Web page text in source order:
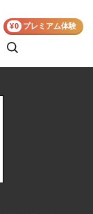
検
¥0 プレミアム体験